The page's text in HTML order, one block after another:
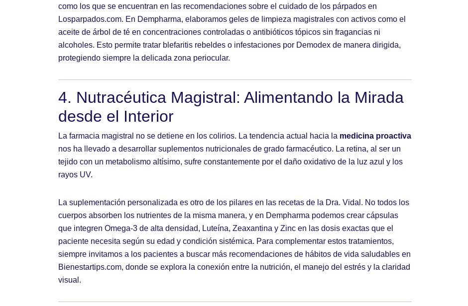
como los que se encuentran en las recomendaciones sobre el cuidado de los párpados en
Losparpados.com. En Dempharma, elaboramos geles de limpieza magistrales con activos como el
aceite de árbol de té en concentraciones controladas o antibióticos tópicos sin fragancias ni
alcoholes. Esto permite tratar blefaritis rebeldes o infestaciones por Demodex de manera dirigida,
protegiendo siempre la delicada zona periocular.
4. Nutracéutica Magistral: Alimentando la Mirada
desde el Interior
La farmacia magistral no se detiene en los colirios. La tendencia actual hacia la medicina proactiva
nos ha llevado a desarrollar suplementos nutricionales de grado farmacéutico. La retina, al ser un
tejido con un metabolismo altísimo, sufre constantemente por el daño oxidativo de la luz azul y los
rayos UV.
La suplementación personalizada es otro de los pilares en las recetas de la Dra. Vidal. No todos los
cuerpos absorben los nutrientes de la misma manera, y en Dempharma podemos crear cápsulas
que integren Omega-3 de alta densidad, Luteína, Zeaxantina y Zinc en las dosis exactas que el
paciente necesita según su edad y condición sistémica. Para complementar estos tratamientos,
siempre invitamos a los pacientes a buscar más recomendaciones de hábitos de vida saludables en
Bienestartips.com, donde se explora la conexión entre la nutrición, el manejo del estrés y la claridad
visual.